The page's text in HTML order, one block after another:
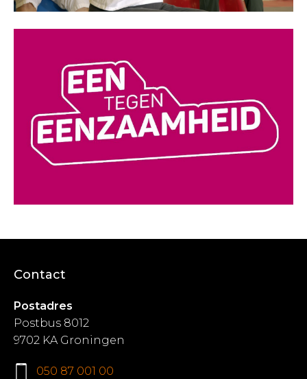
Contact
Postadres
Postbus 8012
9702 KA Groningen
050 87 001 00